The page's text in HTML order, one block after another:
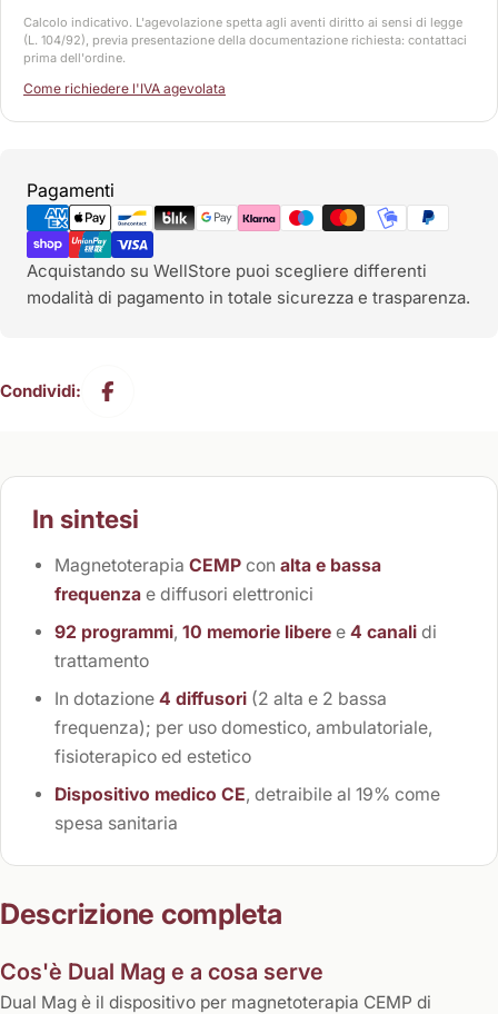
Calcolo indicativo. L'agevolazione spetta agli aventi diritto ai sensi di legge
(L. 104/92), previa presentazione della documentazione richiesta: contattaci
prima dell'ordine.
Come richiedere l'IVA agevolata
Pagamenti
Metodi
di
pagamento
Acquistando su WellStore puoi scegliere differenti
modalità di pagamento in totale sicurezza e trasparenza.
Condividi:
In sintesi
Magnetoterapia CEMP con alta e bassa
frequenza e diffusori elettronici
92 programmi, 10 memorie libere e 4 canali di
trattamento
In dotazione 4 diffusori (2 alta e 2 bassa
frequenza); per uso domestico, ambulatoriale,
fisioterapico ed estetico
Dispositivo medico CE, detraibile al 19% come
spesa sanitaria
Descrizione completa
Cos'è Dual Mag e a cosa serve
Dual Mag è il dispositivo per magnetoterapia CEMP di